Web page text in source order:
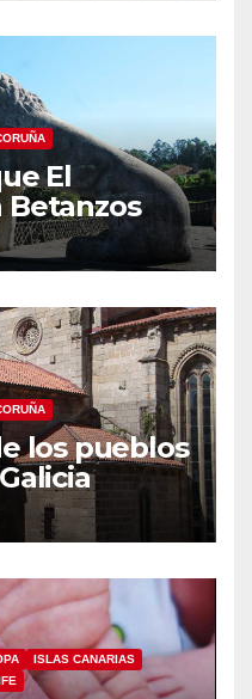
El
Betanzos
los pueblos
ISLAS CANARIAS